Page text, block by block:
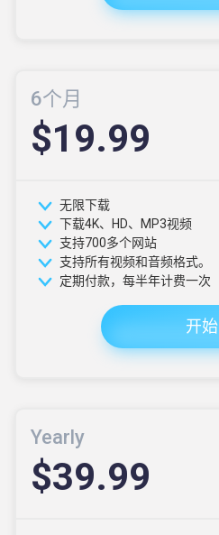
6个月
$19.99
无限下载
下载4K、HD、MP3视频
支持700多个网站
支持所有视频和音频格式。
定期付款，每半年计费一次
开始
Yearly
$39.99